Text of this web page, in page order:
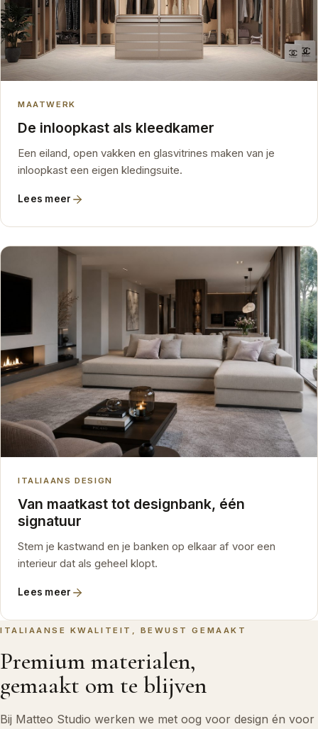
MAATWERK
De inloopkast als kleedkamer
Een eiland, open vakken en glasvitrines maken van je
inloopkast een eigen kledingsuite.
Lees meer
ITALIAANS DESIGN
Van maatkast tot designbank, één
signatuur
Stem je kastwand en je banken op elkaar af voor een
interieur dat als geheel klopt.
Lees meer
ITALIAANSE KWALITEIT, BEWUST GEMAAKT
Premium materialen,
gemaakt om te blijven
Bij Matteo Studio werken we met oog voor design én voor